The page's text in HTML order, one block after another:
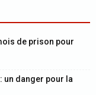
de prison pour
: un danger pour la